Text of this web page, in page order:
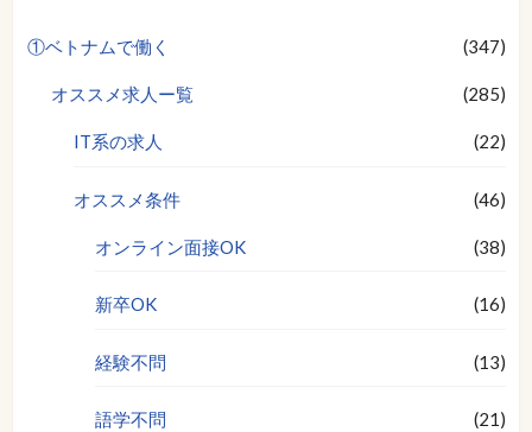
①ベトナムで働く (347)
オススメ求人ー覧 (285)
IT系の求人 (22)
オススメ条件 (46)
オンライン面接OK (38)
新卒OK (16)
経験不問 (13)
語学不問 (21)